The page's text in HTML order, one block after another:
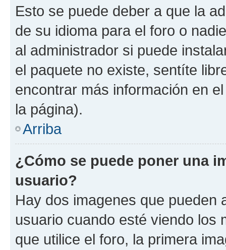
Esto se puede deber a que la
de su idioma para el foro o
al administrador si puede
el paquete no existe, sentíte
encontrar más información en
la página).
Arriba
¿Cómo se puede poner una
usuario?
Hay dos imagenes que pueden
usuario cuando esté viendo los
que utilice el foro, la primera